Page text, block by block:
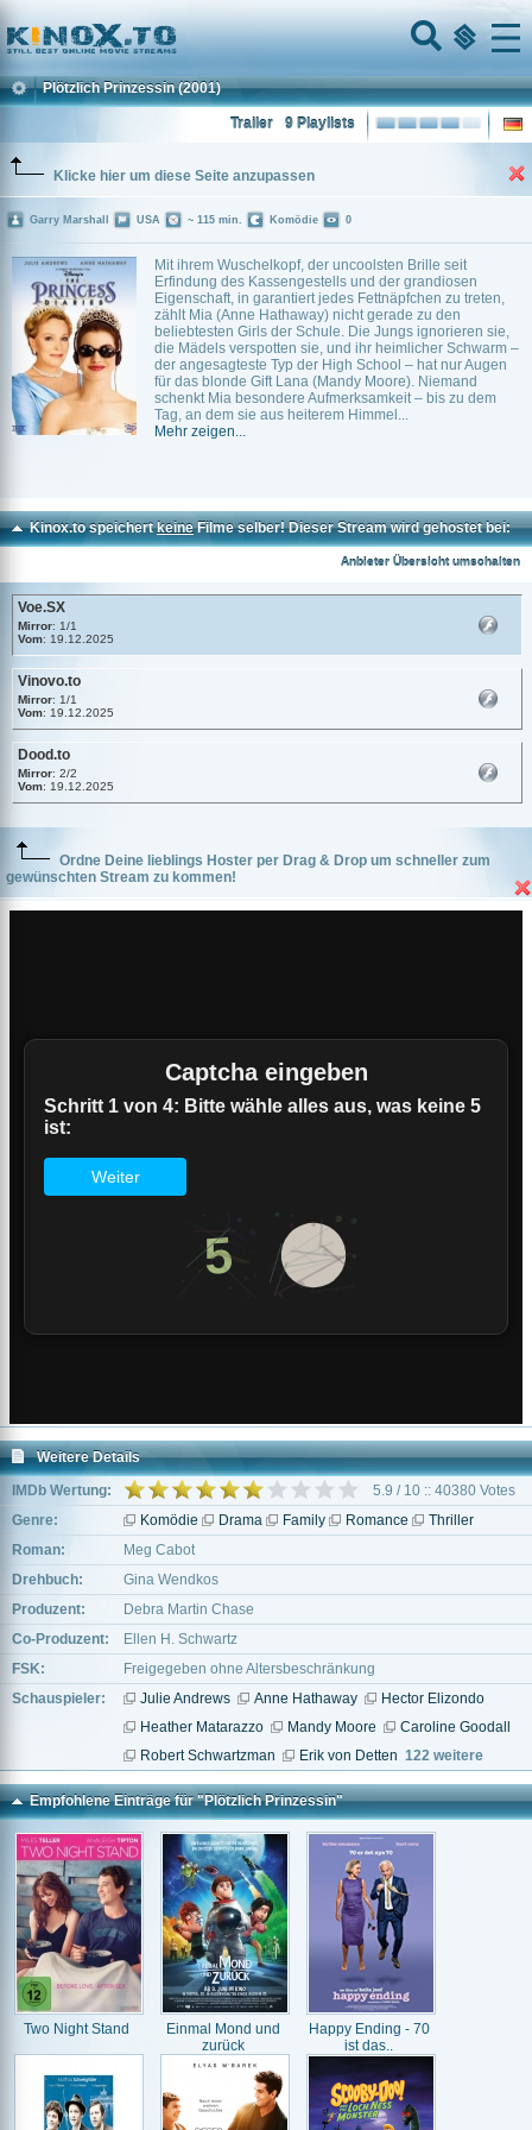
Home
Menu
Plötzlich Prinzessin (2001)
9 Playlists
Trailer
Klicke hier um diese Seite anzupassen
Mit ihrem Wuschelkopf, der uncoolsten Brille seit
Erfindung des Kassengestells und der grandiosen
Eigenschaft, in garantiert jedes Fettnäpfchen zu treten,
zählt Mia (Anne Hathaway) nicht gerade zu den
beliebtesten Girls der Schule. Die Jungs ignorieren sie,
die Mädels verspotten sie, und ihr heimlicher Schwarm –
der angesagteste Typ der High School – hat nur Augen
für das blonde Gift Lana (Mandy Moore). Niemand
schenkt Mia besondere Aufmerksamkeit – bis zu dem
Tag, an dem sie aus heiterem Himmel...
Mehr zeigen...
Garry Marshall USA ~ 115 min. Komödie 0
Kinox.to speichertkeineFilme selber! Dieser Stream wird gehostet bei:
Anbieter Übersicht umschalten
Voe.SX
Mirror: 1/1
Vom: 19.12.2025
Vinovo.to
Mirror: 1/1
Vom: 19.12.2025
Dood.to
Mirror: 2/2
Vom: 19.12.2025
Ordne Deine lieblings Hoster per Drag & Drop um schneller zum
gewünschten Stream zu kommen!
Weitere Details
IMDb Wertung:
5.9 / 10 :: 40380 Votes
Genre:
Komödie Drama Family Romance
Thriller
Roman:
Meg Cabot
Drehbuch:
Gina Wendkos
Produzent:
Debra Martin Chase
Co-Produzent:
Ellen H. Schwartz
FSK:
Freigegeben ohne Altersbeschränkung
Schauspieler:
Julie Andrews Anne Hathaway
Hector Elizondo
Heather Matarazzo
Mandy Moore
Caroline Goodall
Robert Schwartzman
Erik von Detten 122 weitere
Empfohlene Einträge für "Plötzlich Prinzessin"
Two Night Stand
Einmal Mond und
zurück
Happy Ending - 70
ist das..